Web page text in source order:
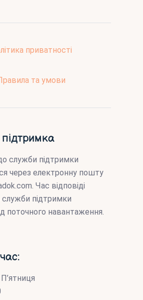
приватності
та умови
служби підтримки
через електронну пошту
. Час відповіді
служби підтримки
поточного навантаження.